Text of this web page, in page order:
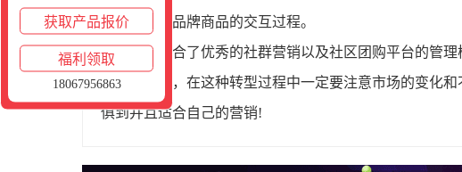
获取产品报价
福利领取
18067956863
头客与自家品牌商品的交互过程。
相信结合了优秀的社群营销以及社区团购平台的管
此提醒大家，在这种转型过程中一定要注意市场的变化
俱到并且适合自己的营销!